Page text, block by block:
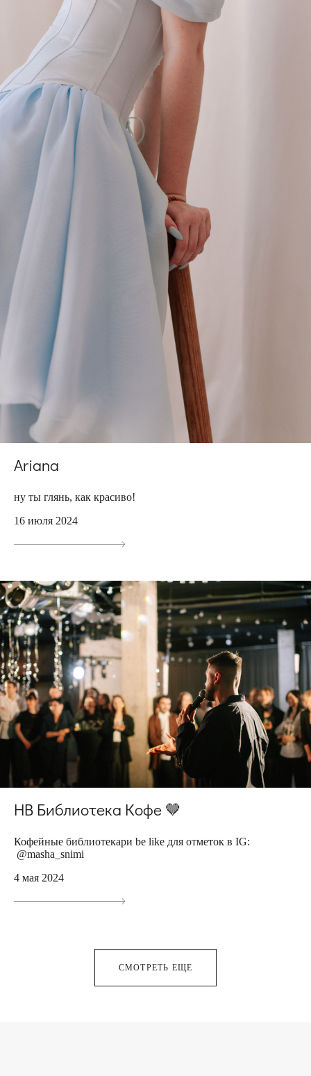
Ariana
ну ты глянь, как красиво!
16 июля 2024
HB Библиотека Кофе 🤎
Кофейные библиотекари be like для отметок в IG:
@masha_snimi
4 мая 2024
СМОТРЕТЬ ЕЩЕ